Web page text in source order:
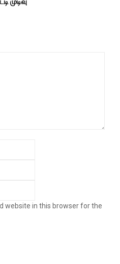
website in this browser for the